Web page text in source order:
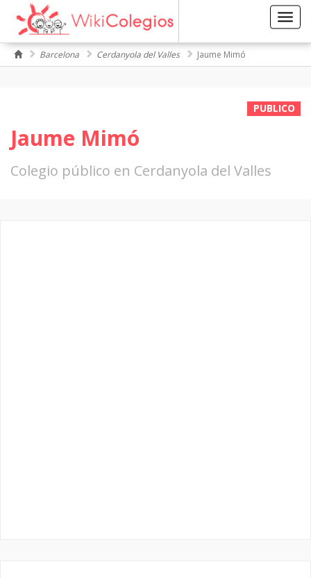
Barcelona Cerdanyola del Valles Jaume Mimó
PUBLICO
Jaume Mimó
Colegio público en Cerdanyola del Valles